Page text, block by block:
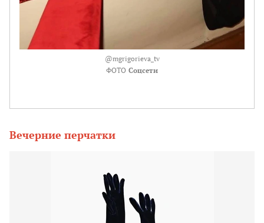
@mgrigorieva_tv
ФОТО Соцсети
Вечерние перчатки